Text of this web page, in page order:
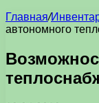
Главная/
автономного